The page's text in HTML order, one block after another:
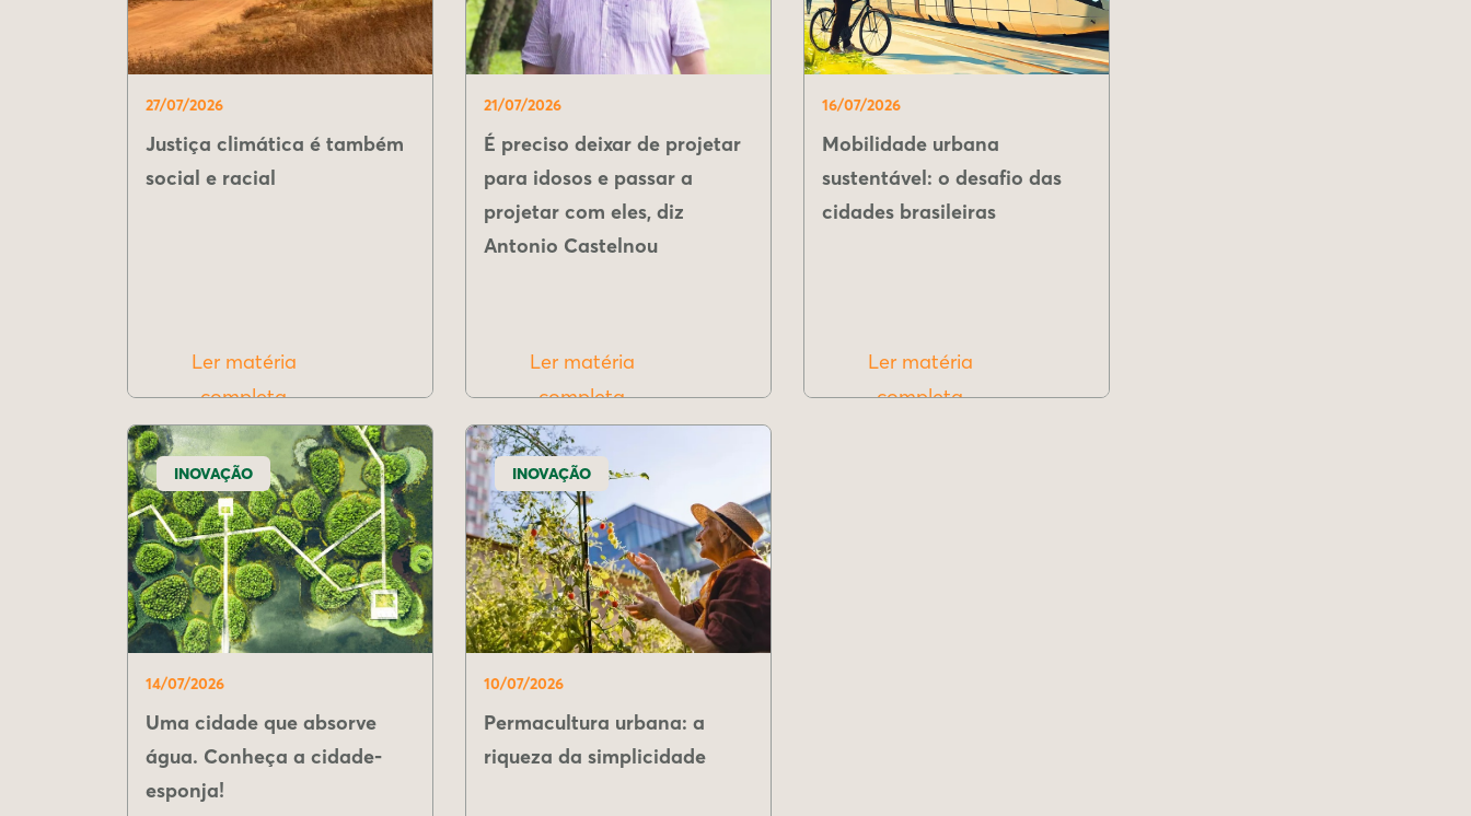
27/07/2026
Justiça climática é também
social e racial
Ler matéria
completa
21/07/2026
É preciso deixar de projetar
para idosos e passar a
projetar com eles, diz
Antonio Castelnou
Ler matéria
completa
16/07/2026
Mobilidade urbana
sustentável: o desafio das
cidades brasileiras
Ler matéria
completa
INOVAÇÃO
14/07/2026
Uma cidade que absorve
água. Conheça a cidade-
esponja!
INOVAÇÃO
10/07/2026
Permacultura urbana: a
riqueza da simplicidade